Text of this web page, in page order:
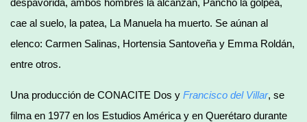
cae al suelo, la patea, La Manuela ha muerto. Se aúnan al
elenco: Carmen Salinas, Hortensia Santoveña y Emma Roldán,
entre otros.
Una producción de CONACITE Dos y Francisco del Villar, se
filma en 1977 en los Estudios América y en Querétaro durante